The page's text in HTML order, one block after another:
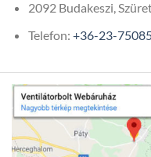
2092 Budakeszi,
Telefon: +36-23-